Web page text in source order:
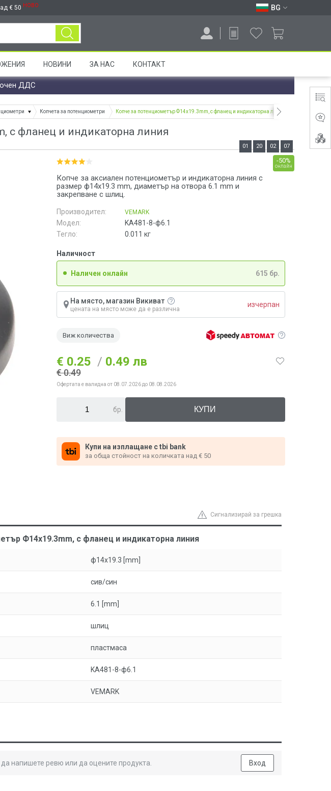
€ 50 НОВО BG
НОВИНИ ЗА НАС КОНТАКТ
ДДС
Копчета за потенциометри Копче за потенциометър Ф14х19.3mm, с фланец и индикаторна линия
с фланец и индикаторна линия
Копче за аксиален потенциометър и индикаторна линия с
размер ф14x19.3 mm, диаметър на отвора 6.1 mm и
закрепване с шлиц.
Производител: VEMARK
Модел:
KА481-8-ф6.1
Тегло:
0.011 кг
Наличност
Наличен онлайн 615 бр.
На място, магазин Викиват
цената на място може да е различна
изчерпан
Виж количества
-50%
онлайн
01 20 02 07
€ 0.25 / 0.49 лв
€ 0.49
Офертата е валидна от 08.07.2026 до 08.08.2026
бр.
Купи на изплащане с tbi bank
за обща стойност на количката над € 50
Сигнализирай за грешка
Ф14х19.3mm, с фланец и индикаторна линия
ф14x19.3 [mm]
сив/син
6.1 [mm]
шлиц
пластмаса
KА481-8-ф6.1
VEMARK
напишете ревю или да оцените продукта. Вход